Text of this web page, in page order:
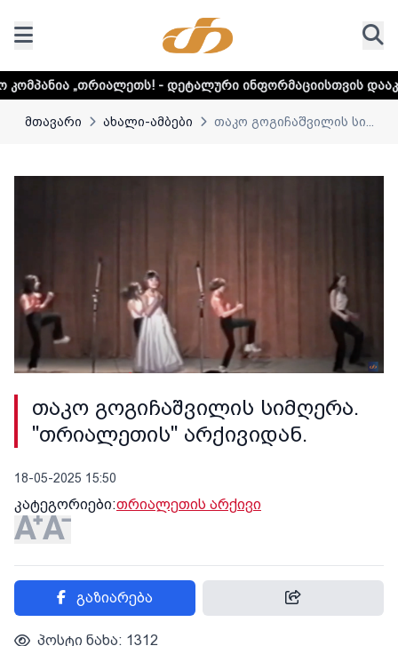
- დეტალური ინფორმაციისთვის დააკლიკეთ ლინკს
მთავარი ახალი-ამბები თაკო გოგიჩაშვილის სი...
თაკო გოგიჩაშვილის სიმღერა.
"თრიალეთის" არქივიდან.
18-05-2025 15:50
კატეგორიები:თრიალეთის არქივი
გაზიარება
პოსტი ნახა: 1312